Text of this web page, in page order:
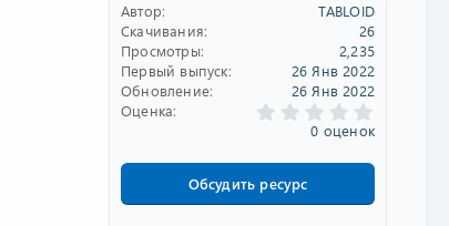
Автор
TABLOID
Скачивания
26
Просмотры
2,235
Первый выпуск
26 Янв 2022
Обновление
26 Янв 2022
Оценка
.
0
0 оценок
Обсудить ресурс